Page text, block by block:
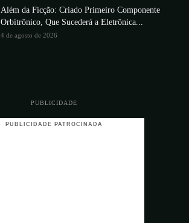
Além da Ficção: Criado Primeiro Componente
Orbitrônico, Que Sucederá a Eletrônica...
4 de agosto de 2026
PUBLICIDADE
PUBLICIDADE PATROCINADA